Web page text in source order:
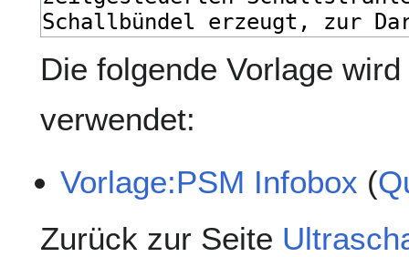
Die folgende Vorlage
verwendet:
Vorlage:PSM Infobox (
Zurück zur Seite